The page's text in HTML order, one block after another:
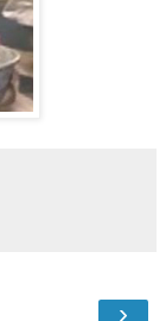
›